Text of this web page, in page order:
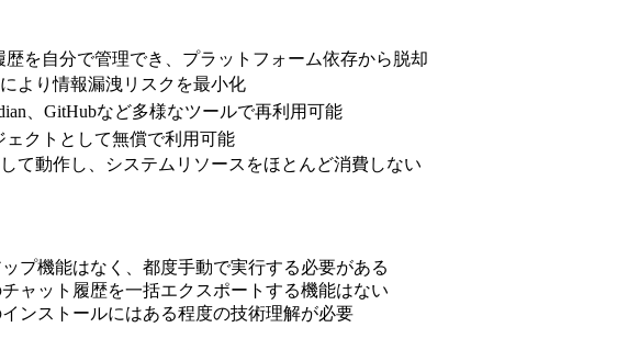
歴を自分で管理でき、プラットフォーム依存から脱却
より情報漏洩リスクを最小化
、GitHubなど多様なツールで再利用可能
クトとして無償で利用可能
て動作し、システムリソースをほとんど消費しない
プ機能はなく、都度手動で実行する必要がある
ャット履歴を一括エクスポートする機能はない
ンストールにはある程度の技術理解が必要